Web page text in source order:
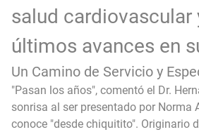
salud cardiovascular
últimos avances en
Un Camino de Servicio y
"Pasan los años", comentó el Dr.
sonrisa al ser presentado por Norma
conoce "desde chiquitito". Originario